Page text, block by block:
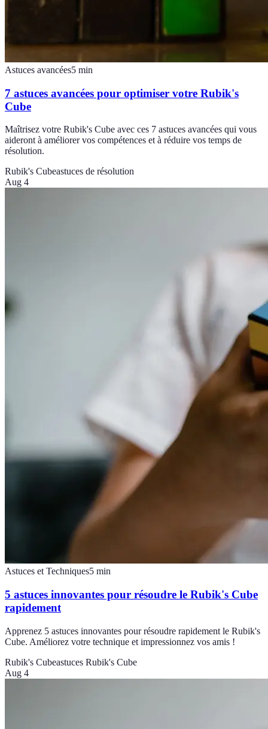
Astuces avancées5 min
7 astuces avancées pour optimiser votre Rubik's
Cube
Maîtrisez votre Rubik's Cube avec ces 7 astuces avancées qui vous
aideront à améliorer vos compétences et à réduire vos temps de
résolution.
Rubik's Cubeastuces de résolution
Aug 4
Astuces et Techniques5 min
5 astuces innovantes pour résoudre le Rubik's Cube
rapidement
Apprenez 5 astuces innovantes pour résoudre rapidement le Rubik's
Cube. Améliorez votre technique et impressionnez vos amis !
Rubik's Cubeastuces Rubik's Cube
Aug 4